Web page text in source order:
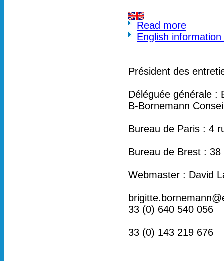
Read more
English
Président des
Déléguée générale :
B-Bornemann
Bureau de Paris : 4
Bureau de Brest :
Webmaster : David
33 (0) 640 540 056
33 (0) 143 219 676